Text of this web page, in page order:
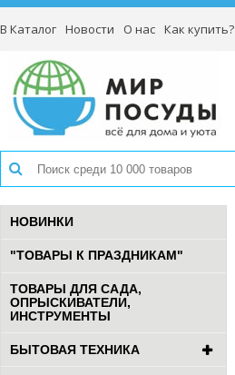
В Каталог Новости О нас Как купить?
НОВИНКИ
"ТОВАРЫ К ПРАЗДНИКАМ"
ТОВАРЫ ДЛЯ САДА,
ОПРЫСКИВАТЕЛИ,
ИНСТРУМЕНТЫ
БЫТОВАЯ ТЕХНИКА